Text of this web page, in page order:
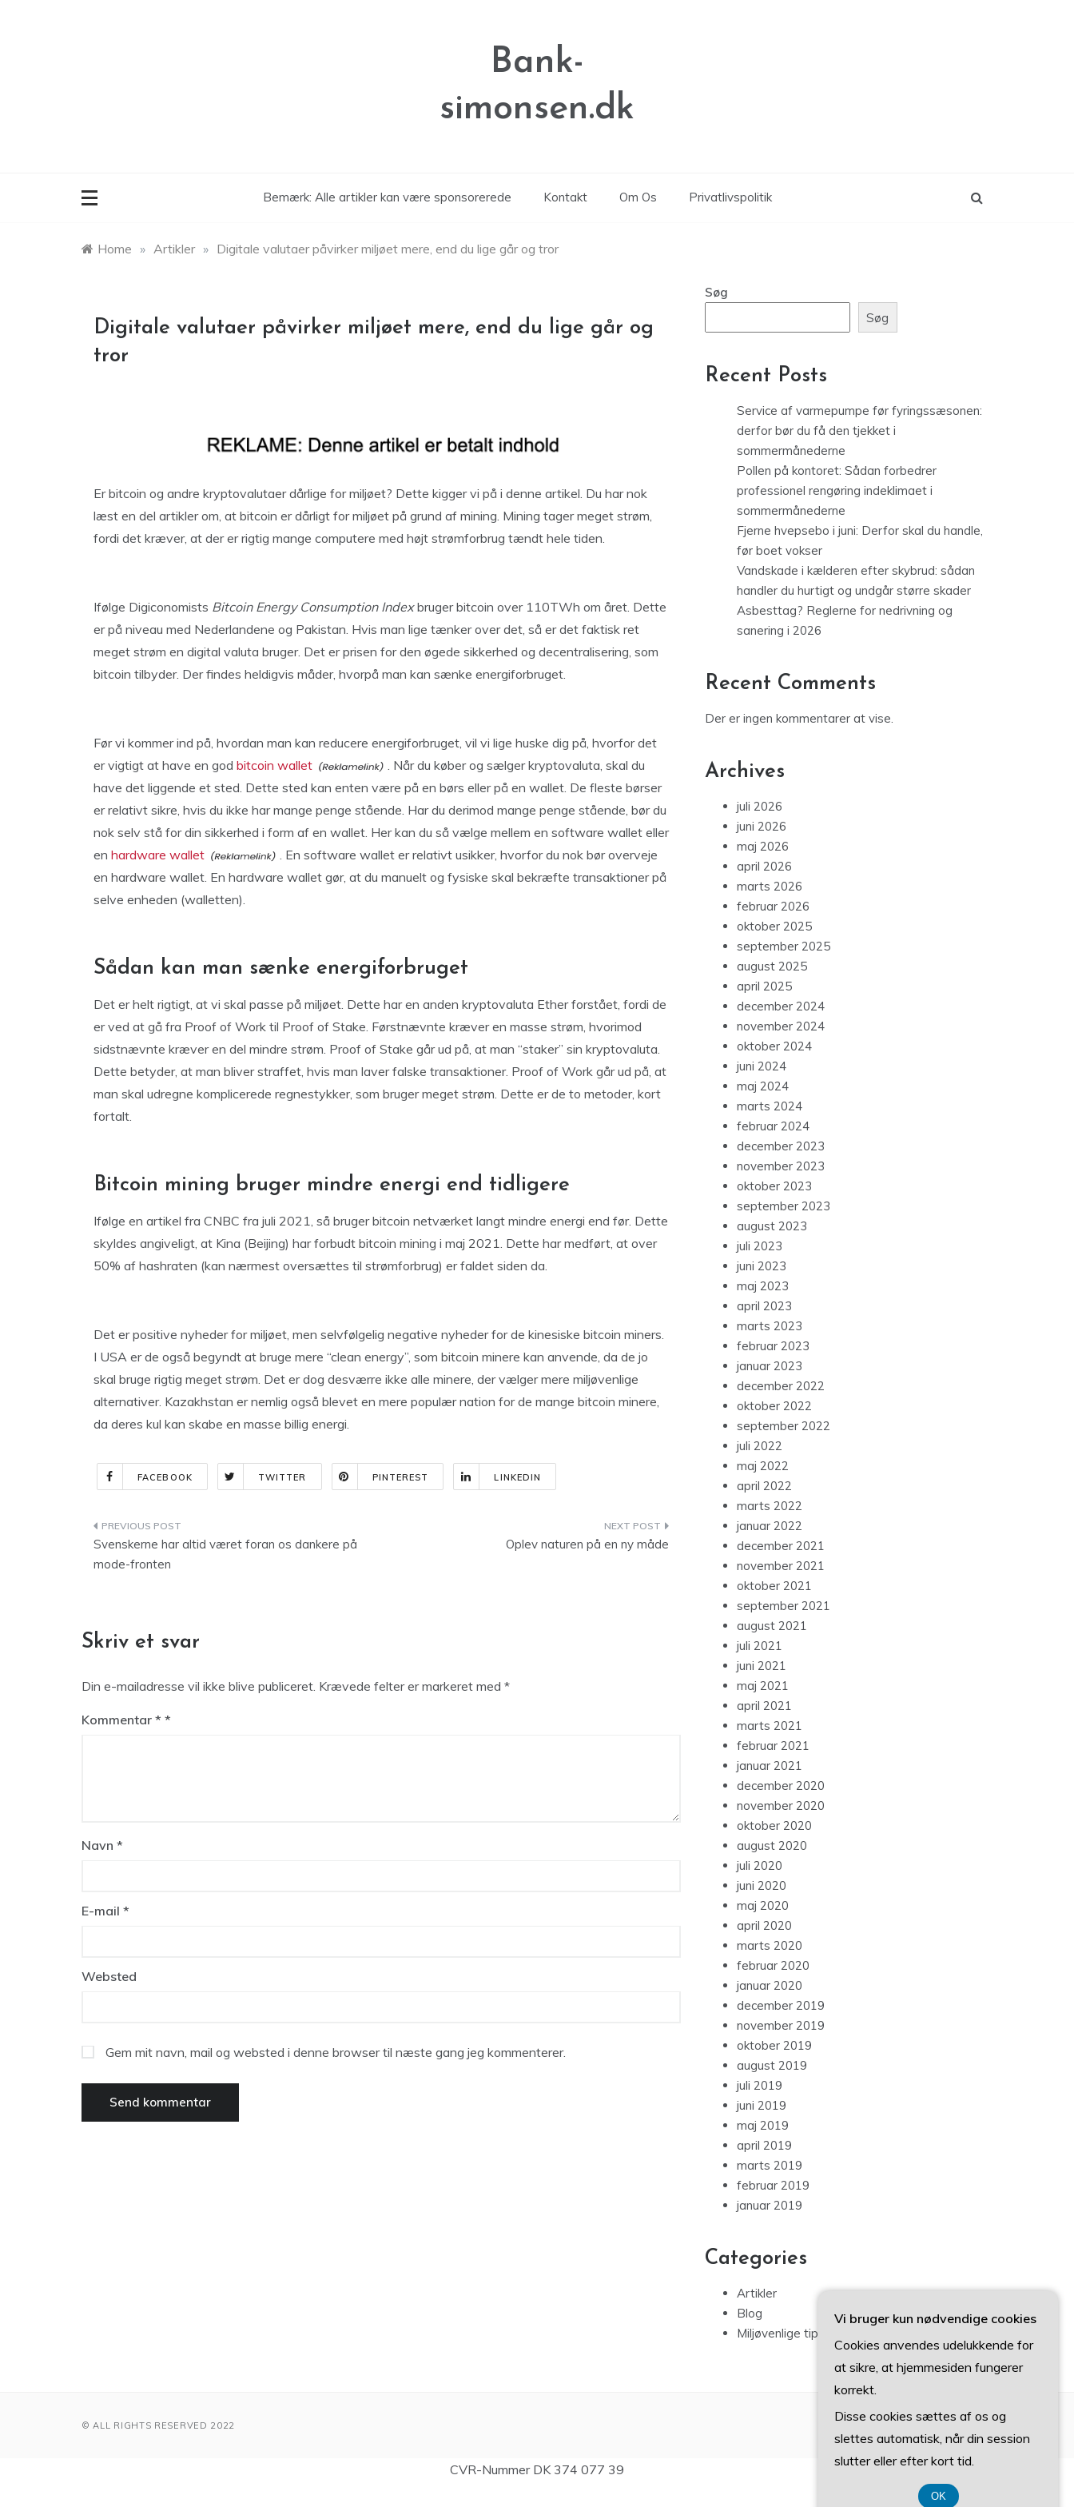
Bank-
simonsen.dk
Bemærk: Alle artikler kan være sponsorerede Kontakt Om Os Privatlivspolitik
Home » Artikler » Digitale valutaer påvirker miljøet mere, end du lige går og tror
Digitale valutaer påvirker miljøet mere, end du lige går og
tror
Er bitcoin og andre kryptovalutaer dårlige for miljøet? Dette kigger vi på i denne artikel. Du har nok
læst en del artikler om, at bitcoin er dårligt for miljøet på grund af mining. Mining tager meget strøm,
fordi det kræver, at der er rigtig mange computere med højt strømforbrug tændt hele tiden.
Ifølge Digiconomists Bitcoin Energy Consumption Indexbruger bitcoin over 110TWh om året. Dette
er på niveau med Nederlandene og Pakistan. Hvis man lige tænker over det, så er det faktisk ret
meget strøm en digital valuta bruger. Det er prisen for den øgede sikkerhed og decentralisering, som
bitcoin tilbyder. Der findes heldigvis måder, hvorpå man kan sænke energiforbruget.
Før vi kommer ind på, hvordan man kan reducere energiforbruget, vil vi lige huske dig på, hvorfor det
er vigtigt at have en god bitcoin wallet
. Når du køber og sælger kryptovaluta, skal du
have det liggende et sted. Dette sted kan enten være på en børs eller på en wallet. De fleste børser
er relativt sikre, hvis du ikke har mange penge stående. Har du derimod mange penge stående, bør du
nok selv stå for din sikkerhed i form af en wallet. Her kan du så vælge mellem en software wallet eller
en hardware wallet
. En software wallet er relativt usikker, hvorfor du nok bør overveje
en hardware wallet. En hardware wallet gør, at du manuelt og fysiske skal bekræfte transaktioner på
selve enheden (walletten).
Sådan kan man sænke energiforbruget
Det er helt rigtigt, at vi skal passe på miljøet. Dette har en anden kryptovaluta Ether forstået, fordi de
er ved at gå fra Proof of Work til Proof of Stake. Førstnævnte kræver en masse strøm, hvorimod
sidstnævnte kræver en del mindre strøm. Proof of Stake går ud på, at man “staker” sin kryptovaluta.
Dette betyder, at man bliver straffet, hvis man laver falske transaktioner. Proof of Work går ud på, at
man skal udregne komplicerede regnestykker, som bruger meget strøm. Dette er de to metoder, kort
fortalt.
Bitcoin mining bruger mindre energi end tidligere
Ifølge en artikel fra CNBC fra juli 2021, så bruger bitcoin netværket langt mindre energi end før. Dette
skyldes angiveligt, at Kina (Beijing) har forbudt bitcoin mining i maj 2021. Dette har medført, at over
50% af hashraten (kan nærmest oversættes til strømforbrug) er faldet siden da.
Det er positive nyheder for miljøet, men selvfølgelig negative nyheder for de kinesiske bitcoin miners.
I USA er de også begyndt at bruge mere “clean energy”, som bitcoin minere kan anvende, da de jo
skal bruge rigtig meget strøm. Det er dog desværre ikke alle minere, der vælger mere miljøvenlige
alternativer. Kazakhstan er nemlig også blevet en mere populær nation for de mange bitcoin minere,
da deres kul kan skabe en masse billig energi.
FACEBOOK TWITTER PINTEREST LINKEDIN
Indlægsnavigation
Svenskerne har altid været foran os dankere på
mode-fronten
Oplev naturen på en ny måde
Skriv et svar
Din e-mailadresse vil ikke blive publiceret. Krævede felter er markeret med *
Kommentar *
Navn *
E-mail *
Websted
Gem mit navn, mail og websted i denne browser til næste gang jeg kommenterer.
Søg
Søg
Recent Posts
Service af varmepumpe før fyringssæsonen:
derfor bør du få den tjekket i
sommermånederne
Pollen på kontoret: Sådan forbedrer
professionel rengøring indeklimaet i
sommermånederne
Fjerne hvepsebo i juni: Derfor skal du handle,
før boet vokser
Vandskade i kælderen efter skybrud: sådan
handler du hurtigt og undgår større skader
Asbesttag? Reglerne for nedrivning og
sanering i 2026
Recent Comments
Der er ingen kommentarer at vise.
Archives
juli 2026
juni 2026
maj 2026
april 2026
marts 2026
februar 2026
oktober 2025
september 2025
august 2025
april 2025
december 2024
november 2024
oktober 2024
juni 2024
maj 2024
marts 2024
februar 2024
december 2023
november 2023
oktober 2023
september 2023
august 2023
juli 2023
juni 2023
maj 2023
april 2023
marts 2023
februar 2023
januar 2023
december 2022
oktober 2022
september 2022
juli 2022
maj 2022
april 2022
marts 2022
januar 2022
december 2021
november 2021
oktober 2021
september 2021
august 2021
juli 2021
juni 2021
maj 2021
april 2021
marts 2021
februar 2021
januar 2021
december 2020
november 2020
oktober 2020
august 2020
juli 2020
juni 2020
maj 2020
april 2020
marts 2020
februar 2020
januar 2020
december 2019
november 2019
oktober 2019
august 2019
juli 2019
juni 2019
maj 2019
april 2019
marts 2019
februar 2019
januar 2019
Categories
Artikler
Blog
Miljøvenlige tips
© ALL RIGHTS RESERVED 2022
CVR-Nummer DK 374 077 39
Vi bruger kun nødvendige cookies
Cookies anvendes udelukkende for
at sikre, at hjemmesiden fungerer
korrekt.
Disse cookies sættes af os og
slettes automatisk, når din session
slutter eller efter kort tid.
OK